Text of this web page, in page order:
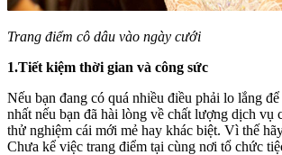
Trang điểm cô dâu vào ngày cưới
1.Tiết kiệm thời gian và công sức
Nếu bạn đang có quá nhiều điều phải lo lắng
nhất nếu bạn đã hài lòng về chất lượng dịch
thử nghiệm cái mới mẻ hay khác biệt. Vì thế
Chưa kể việc trang điểm tại cùng nơi tổ chức